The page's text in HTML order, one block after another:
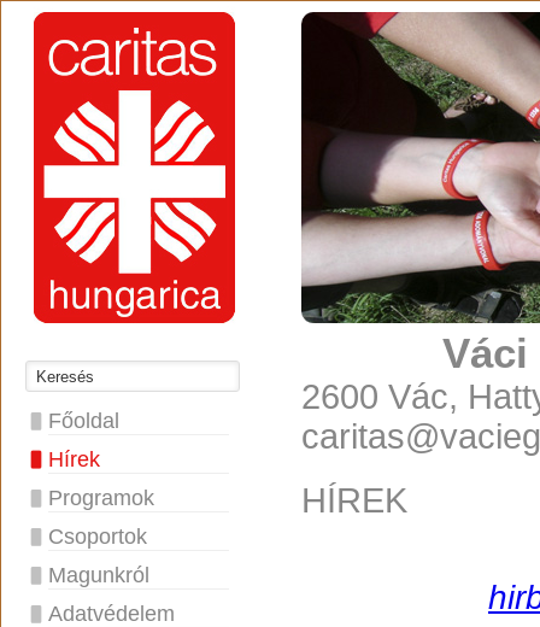
Főoldal
Hírek
Programok
Csoportok
Magunkról
Adatvédelem
Váci
2600 Vác,
HÍREK